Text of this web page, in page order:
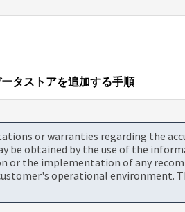
タストアを追加する手順
or warranties regarding the
be obtained by the use of the
or the implementation of any
operational environment.